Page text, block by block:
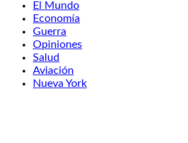
El Mundo
Economía
Guerra
Opiniones
Salud
Aviación
Nueva York